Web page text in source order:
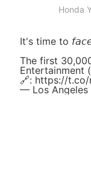
Honda
It's time to
The first
Entertainment
🔗: https://t.co/
— Los Angeles